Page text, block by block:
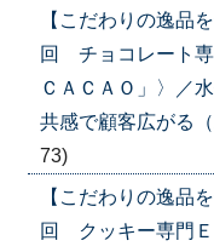
【こだわりの逸品
回 チョコレート
ＣＡＣＡＯ」〉／
共感で顧客広がる
73)
【こだわりの逸品
回 クッキー専門